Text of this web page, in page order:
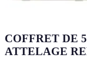
COFFRET DE
ATTELAGE